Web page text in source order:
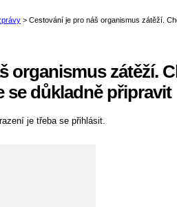
organismus zátěží.
se důkladně připravit
je třeba se přihlásit.